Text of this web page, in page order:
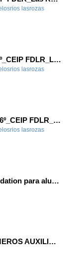
lasrozas-
Taller de la AECC en 6º_CEIP FDLR_Las Rozas
lasrozas-
Taller de Anatomía en 6º_CEIP FDLR_Las Rozas
lasrozas-
Beca Gene Haas Foundation para alumnado de Fabricación Mecánica del IES Luis Vives
TALLER SOBRE PRIMEROS AUXILIOS PARA PROFES Y REPRESENTANTES DEL AMPA